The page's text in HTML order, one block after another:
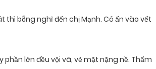
bỗng nghĩ đến chị Mạnh. Cô ấn vào vết
lớn đều vội vã, vẻ mặt nặng nề. Thẩm